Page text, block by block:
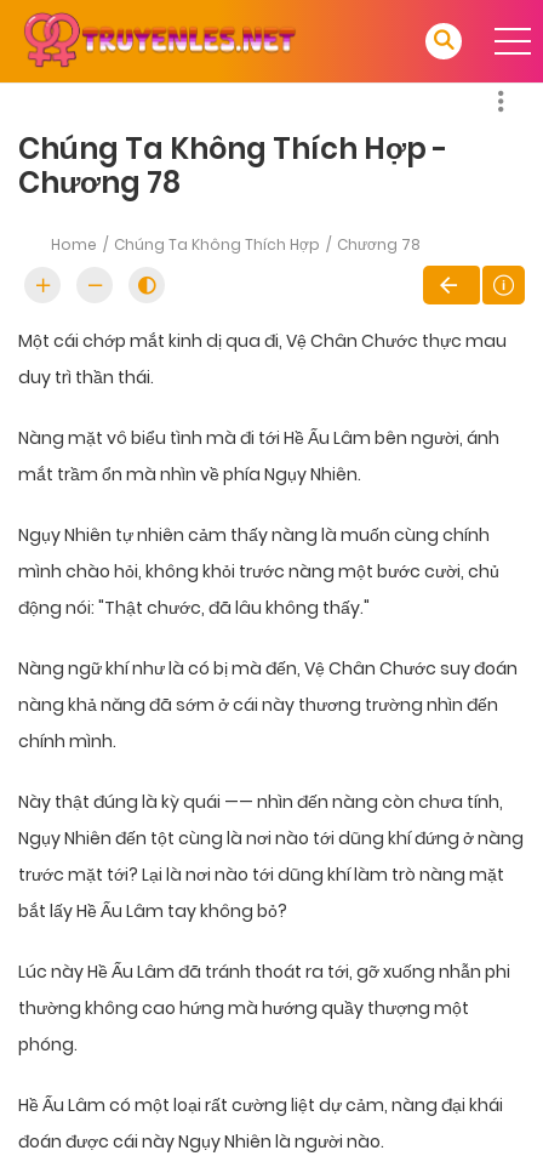
Chúng Ta Không Thích Hợp -
Chương 78
Home Chúng Ta Không Thích Hợp Chương 78
Một cái chớp mắt kinh dị qua đi, Vệ Chân Chước thực mau
duy trì thần thái.
Nàng mặt vô biểu tình mà đi tới Hề Ấu Lâm bên người, ánh
mắt trầm ổn mà nhìn về phía Ngụy Nhiên.
Ngụy Nhiên tự nhiên cảm thấy nàng là muốn cùng chính
mình chào hỏi, không khỏi trước nàng một bước cười, chủ
động nói: "Thật chước, đã lâu không thấy."
Nàng ngữ khí như là có bị mà đến, Vệ Chân Chước suy đoán
nàng khả năng đã sớm ở cái này thương trường nhìn đến
chính mình.
Này thật đúng là kỳ quái —— nhìn đến nàng còn chưa tính,
Ngụy Nhiên đến tột cùng là nơi nào tới dũng khí đứng ở nàng
trước mặt tới? Lại là nơi nào tới dũng khí làm trò nàng mặt
bắt lấy Hề Ấu Lâm tay không bỏ?
Lúc này Hề Ấu Lâm đã tránh thoát ra tới, gỡ xuống nhẫn phi
thường không cao hứng mà hướng quầy thượng một
phóng.
Hề Ấu Lâm có một loại rất cường liệt dự cảm, nàng đại khái
đoán được cái này Ngụy Nhiên là người nào.